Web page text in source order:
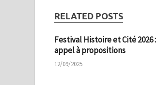
RELATED POSTS
Festival Histoire et Cité 2026 :
appel à propositions
12/09/2025